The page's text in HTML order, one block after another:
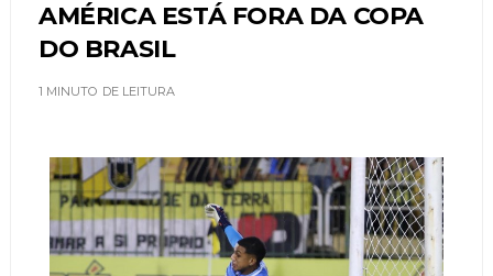
AMÉRICA ESTÁ FORA DA COPA
DO BRASIL
1 MINUTO DE LEITURA